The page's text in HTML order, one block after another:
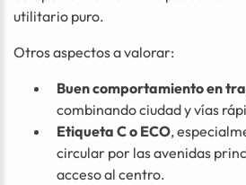
utilitario puro.
Otros aspectos a valorar:
Buen comportamiento en
combinando ciudad y vías
Etiqueta C o ECO,
circular por las avenidas
acceso al centro.